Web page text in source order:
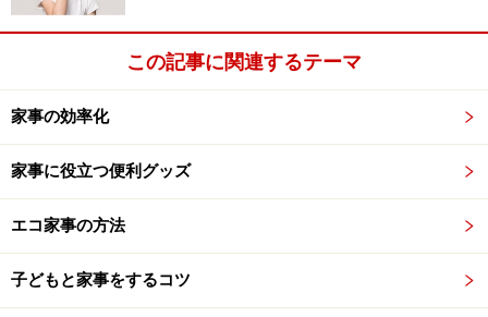
き、かりんから水分が出てきたら、冷蔵庫に入れます。
2,3カ月放置し、かりんシロップの出来上がりです。
最初から冷蔵庫に入れると蜂蜜が固まって、かりんの水
分が出ませんので、最初は常温で置いておいてくださ
い。レモン汁を入れて、お湯割りにして飲むとおいしい
ですよ！
かりん酒の作り方・レシピ…風邪予防の効能もある
この記事に関連するテーマ
家事の効率化
家事に役立つ便利グッズ
エコ家事の方法
子どもと家事をするコツ